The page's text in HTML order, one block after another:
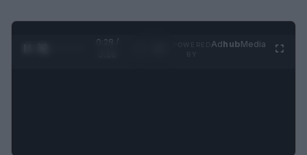
0:29 /
AdhubMedia